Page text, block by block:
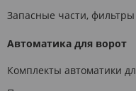
Запасные части,
Автоматика для ворот
Комплекты автоматики